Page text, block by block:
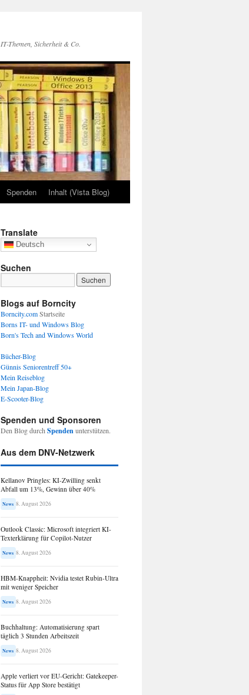
IT-Themen, Sicherheit & Co.
Spenden Inhalt (Vista Blog)
Translate
Deutsch
Suchen
Blogs auf Borncity
Borncity.comStartseite
Borns IT- und Windows Blog
Born's Tech and Windows World
Bücher-Blog
Günnis Seniorentreff 50+
Mein Reiseblog
Mein Japan-Blog
E-Scooter-Blog
Spenden und Sponsoren
Den Blog durch Spendenunterstützen.
Aus dem DNV-Netzwerk
Kellanov Pringles: KI-Zwilling senkt
Abfall um 13%, Gewinn über 40%
News 8. August 2026
Outlook Classic: Microsoft integriert KI-
Texterklärung für Copilot-Nutzer
News 8. August 2026
HBM-Knappheit: Nvidia testet Rubin-Ultra
mit weniger Speicher
News 8. August 2026
Buchhaltung: Automatisierung spart
täglich 3 Stunden Arbeitszeit
News 8. August 2026
Apple verliert vor EU-Gericht: Gatekeeper-
Status für App Store bestätigt